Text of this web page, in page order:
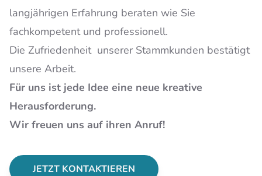
langjährigen Erfahrung beraten wie Sie
fachkompetent und professionell.
Die Zufriedenheit unserer Stammkunden bestätigt
unsere Arbeit.
Für uns ist jede Idee eine neue kreative
Herausforderung.
Wir freuen uns auf ihren Anruf!
JETZT KONTAKTIEREN